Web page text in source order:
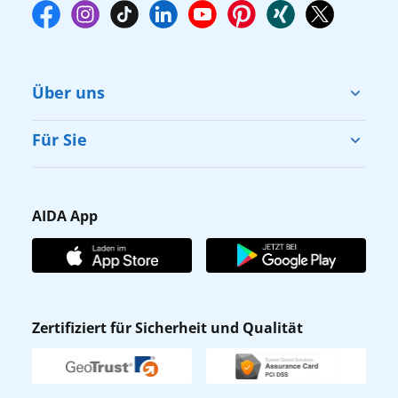
Über uns
Cruise & Help
Karriere
Affiliateprogramm
Verhaltens- & Ethikkodex
Newsletter
Für Sie
Gästefragebogen
AIDA Club
AIDA App
Zertifiziert für Sicherheit und Qualität